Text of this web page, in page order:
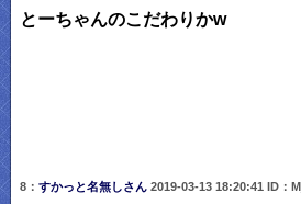
とーちゃんのこだわりかw
8： すかっと名無しさん 2019-03-13 18:20:41 ID：